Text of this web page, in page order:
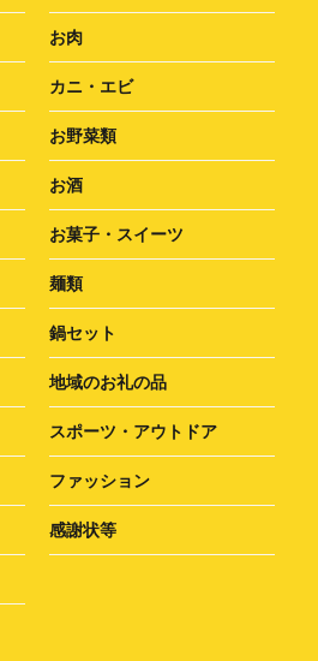
お肉
カニ・エビ
お野菜類
お酒
お菓子・スイーツ
麺類
鍋セット
地域のお礼の品
スポーツ・アウトドア
ファッション
感謝状等